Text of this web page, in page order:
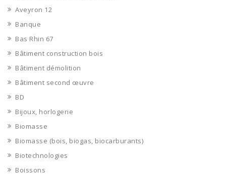
Aveyron 12
Banque
Bas Rhin 67
Bâtiment construction bois
Bâtiment démolition
Bâtiment second œuvre
BD
Bijoux, horlogerie
Biomasse
Biomasse (bois, biogas, biocarburants)
Biotechnologies
Boissons